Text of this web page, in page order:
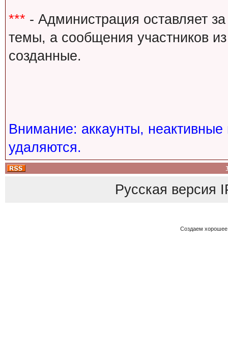
*** - Администрация оставляет
темы, а сообщения участников
созданные.
Внимание: аккаунты,
удаляются.
Русская версия
Создаем